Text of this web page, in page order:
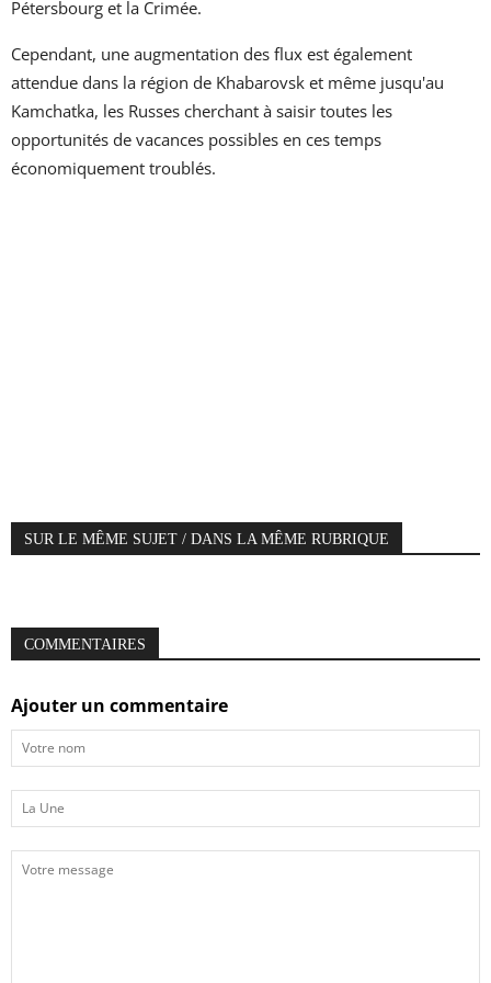
Pétersbourg et la Crimée.
Cependant, une augmentation des flux est également
attendue dans la région de Khabarovsk et même jusqu'au
Kamchatka, les Russes cherchant à saisir toutes les
opportunités de vacances possibles en ces temps
économiquement troublés.
SUR LE MÊME SUJET / DANS LA MÊME RUBRIQUE
COMMENTAIRES
Ajouter un commentaire
Votre
nom
La
Une
Votre
message